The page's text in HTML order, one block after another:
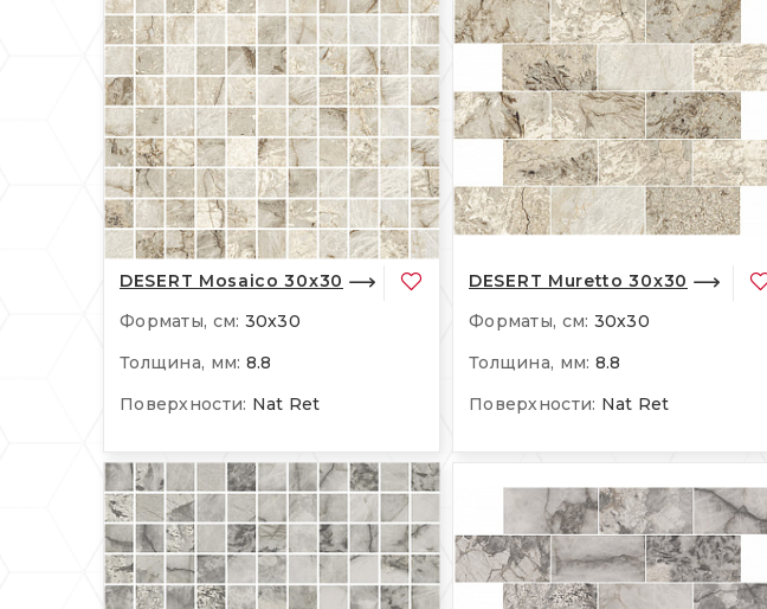
DESERT Mosaico 30x30
Форматы, см: 30x30
Толщина, мм: 8.8
Поверхности: Nat Ret
DESERT Muretto 30x30
Форматы, см: 30x30
Толщина, мм: 8.8
Поверхности: Nat Ret